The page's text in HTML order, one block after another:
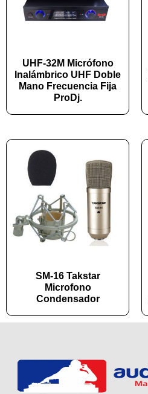
UHF-32M Micrófono
Inalámbrico UHF Doble
Mano Frecuencia Fija
ProDj.
SM-16 Takstar
Microfono
Condensador